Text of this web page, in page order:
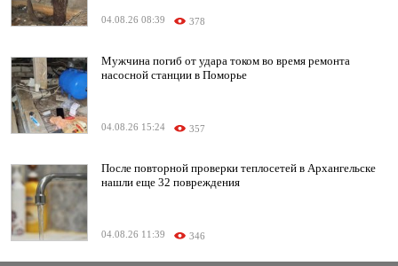
04.08.26 08:39 378
Мужчина погиб от удара током во время ремонта
насосной станции в Поморье
04.08.26 15:24 357
После повторной проверки теплосетей в Архангельске
нашли еще 32 повреждения
04.08.26 11:39 346